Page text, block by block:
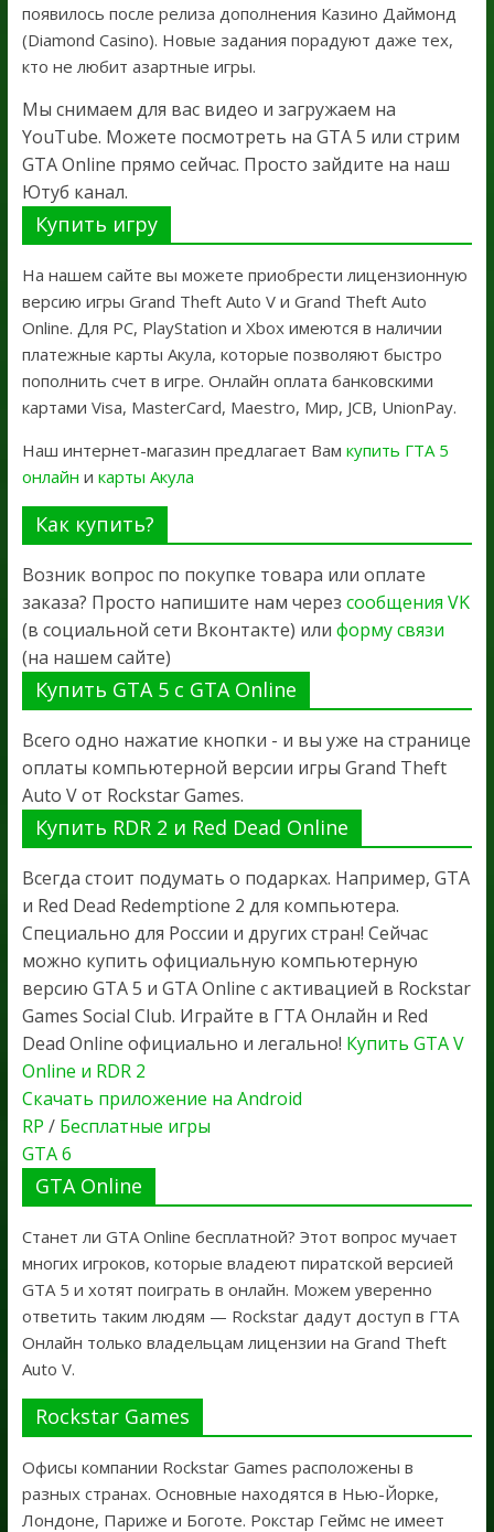
появилось после релиза дополнения Казино Даймонд
(Diamond Casino). Новые задания порадуют даже тех,
кто не любит азартные игры.
Мы снимаем для вас видео и загружаем на
YouTube. Можете посмотреть на GTA 5 или стрим
GTA Online прямо сейчас. Просто зайдите на наш
Ютуб канал.
Купить игру
На нашем сайте вы можете приобрести лицензионную
версию игры Grand Theft Auto V и Grand Theft Auto
Online. Для PC, PlayStation и Xbox имеются в наличии
платежные карты Акула, которые позволяют быстро
пополнить счет в игре. Онлайн оплата банковскими
картами Visa, MasterCard, Maestro, Мир, JCB, UnionPay.
Наш интернет-магазин предлагает Вам купить ГТА 5
онлайн и карты Акула
Как купить?
Возник вопрос по покупке товара или оплате
заказа? Просто напишите нам через сообщения VK
(в социальной сети Вконтакте) или форму связи
(на нашем сайте)
Купить GTA 5 с GTA Online
Всего одно нажатие кнопки - и вы уже на странице
оплаты компьютерной версии игры Grand Theft
Auto V от Rockstar Games.
Купить RDR 2 и Red Dead Online
Всегда стоит подумать о подарках. Например, GTA
и Red Dead Redemptione 2 для компьютера.
Специально для России и других стран! Сейчас
можно купить официальную компьютерную
версию GTA 5 и GTA Online с активацией в Rockstar
Games Social Club. Играйте в ГТА Онлайн и Red
Dead Online официально и легально! Купить GTA V
Online и RDR 2
Скачать приложение на Android
RP / Бесплатные игры
GTA 6
GTA Online
Станет ли GTA Online бесплатной? Этот вопрос мучает
многих игроков, которые владеют пиратской версией
GTA 5 и хотят поиграть в онлайн. Можем уверенно
ответить таким людям — Rockstar дадут доступ в ГТА
Онлайн только владельцам лицензии на Grand Theft
Auto V.
Rockstar Games
Офисы компании Rockstar Games расположены в
разных странах. Основные находятся в Нью-Йорке,
Лондоне, Париже и Боготе. Рокстар Геймс не имеет